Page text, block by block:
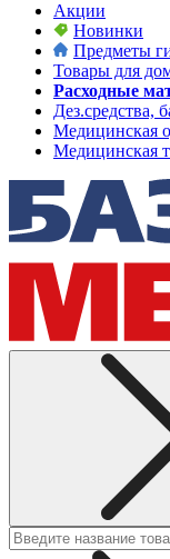
Акции
Новинки
Предметы
Товары для
Расходные
Дез.средства,
Медицинская
Медицинская